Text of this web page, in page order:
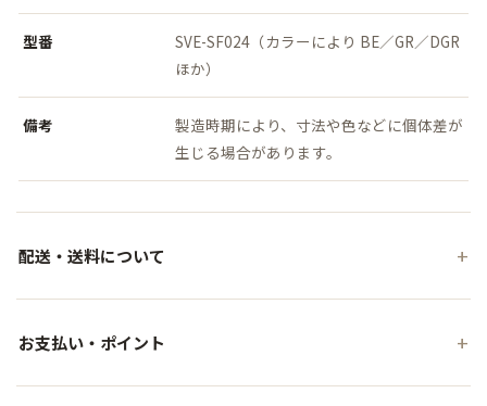
型番
SVE-SF024（カラーにより BE／GR／DGR
ほか）
備考
製造時期により、寸法や色などに個体差が
生じる場合があります。
配送・送料について
お支払い・ポイント